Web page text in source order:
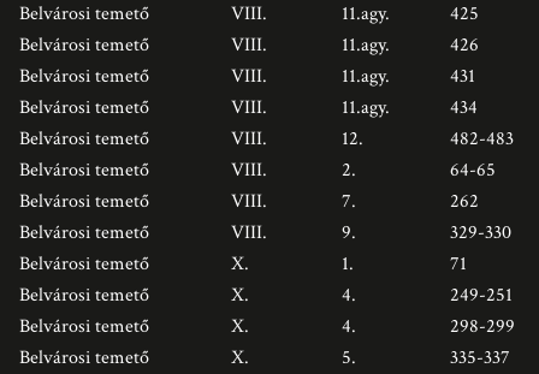
Belvárosi temető
VIII. 11.agy.
425
Belvárosi temető
VIII. 11.agy.
426
Belvárosi temető
VIII. 11.agy.
431
Belvárosi temető
VIII. 11.agy.
434
Belvárosi temető
VIII. 12.
482-483
Belvárosi temető
VIII. 2.
64-65
Belvárosi temető
VIII. 7.
262
Belvárosi temető
VIII. 9.
329-330
Belvárosi temető
X. 1.
71
Belvárosi temető
X. 4.
249-251
Belvárosi temető
X. 4.
298-299
Belvárosi temető
X. 5.
335-337